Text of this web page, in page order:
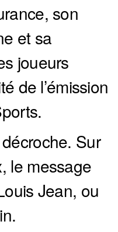
son
et sa
joueurs
de l’émission
Sur
le message
Jean, ou